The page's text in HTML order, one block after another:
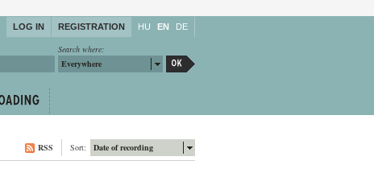
LOG IN REGISTRATION HU EN DE
Search where:
Everywhere
Date of recording
Sort:
RSS